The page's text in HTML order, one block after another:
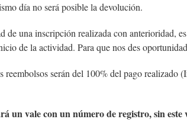
día no será posible la devolución.
de una inscripción realizada con anterioridad,
de la actividad. Para que nos des
serán del 100% del pago realizado
un vale con un número de registro, sin este